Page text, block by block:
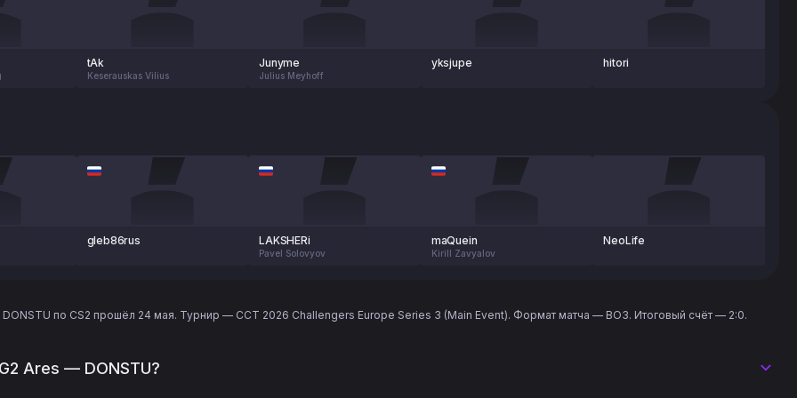
tAk
Keserauskas Vilius
Junyme
Julius Meyhoff
yksjupe hitori
gleb86rus LAKSHERi
Pavel Solovyov
maQuein
Kirill Zavyalov
NeoLife
DONSTU по CS2 прошёл 24 мая. Турнир — CCT 2026 Challengers Europe Series 3 (Main Event). Формат матча — BO3. Итоговый счёт — 2:0.
Ares — DONSTU?